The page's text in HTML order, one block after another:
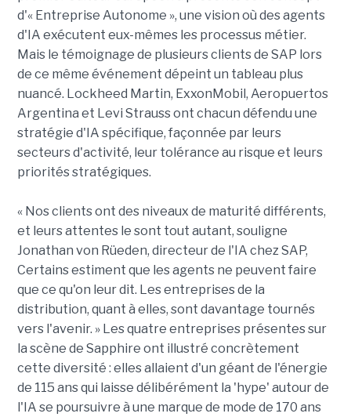
d'« Entreprise Autonome », une vision où des agents
d'IA exécutent eux-mêmes les processus métier.
Mais le témoignage de plusieurs clients de SAP lors
de ce même événement dépeint un tableau plus
nuancé. Lockheed Martin, ExxonMobil, Aeropuertos
Argentina et Levi Strauss ont chacun défendu une
stratégie d'IA spécifique, façonnée par leurs
secteurs d'activité, leur tolérance au risque et leurs
priorités stratégiques.
« Nos clients ont des niveaux de maturité différents,
et leurs attentes le sont tout autant, souligne
Jonathan von Rüeden, directeur de l'IA chez SAP,
Certains estiment que les agents ne peuvent faire
que ce qu'on leur dit. Les entreprises de la
distribution, quant à elles, sont davantage tournés
vers l'avenir. » Les quatre entreprises présentes sur
la scène de Sapphire ont illustré concrètement
cette diversité : elles allaient d'un géant de l'énergie
de 115 ans qui laisse délibérément la 'hype' autour de
l'IA se poursuivre à une marque de mode de 170 ans